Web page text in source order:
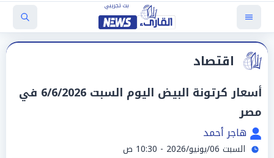
اقتصاد
أسعار كرتونة البيض اليوم السبت 6/6/2026 في
مصر
هاجر أحمد
السبت 06/يونيو/2026 - 10:30 ص